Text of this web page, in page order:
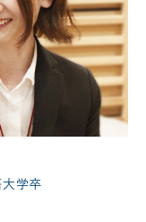
学卒